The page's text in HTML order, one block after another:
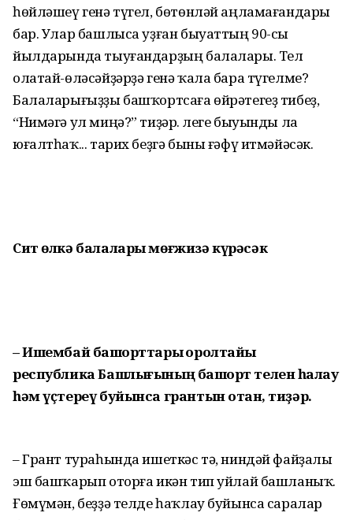
һөйләшеү генә түгел, бөтөнләй аңламағандары
бар. Улар башлыса уҙған быуаттың 90-сы
йылдарында тыуғандарҙың балалары. Тел
олатай-өләсәйҙәрҙә генә ҡала бара түгелме?
Балаларығыҙҙы башҡортсаға өйрәтегеҙ тибеҙ,
“Нимәгә ул миңә?” тиҙәр. Әлеге быуынды ла
юғалтһаҡ... тарих беҙгә быны ғәфү итмәйәсәк.
Сит өлкә балалары мөғжизә күрәсәк
– Ишембай башҡорттары ҡоролтайы
республика Башлығының башҡорт телен һаҡлау
һәм үҫтереү буйынса грантын отҡан, тиҙәр.
– Грант тураһында ишеткәс тә, ниндәй файҙалы
эш башҡарып оторға икән тип уйлай башланыҡ.
Ғөмүмән, беҙҙә телде һаҡлау буйынса саралар